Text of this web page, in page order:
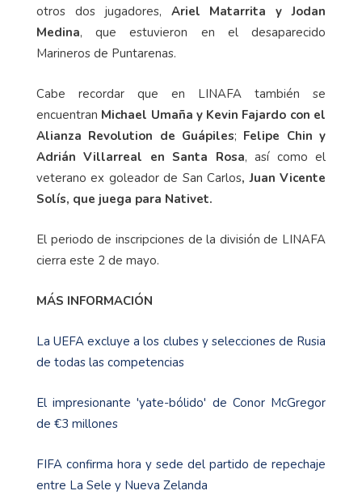
otros dos jugadores, Ariel Matarrita y Jodan
Medina, que estuvieron en el desaparecido
Marineros de Puntarenas.
Cabe recordar que en LINAFA también se
encuentran Michael Umaña y Kevin Fajardo con el
Alianza Revolution de Guápiles; Felipe Chin y
Adrián Villarreal en Santa Rosa, así como el
veterano ex goleador de San Carlos, Juan Vicente
Solís, que juega para Nativet.
El periodo de inscripciones de la división de LINAFA
cierra este 2 de mayo.
MÁS INFORMACIÓN
La UEFA excluye a los clubes y selecciones de Rusia
de todas las competencias
El impresionante 'yate-bólido' de Conor McGregor
de €3 millones
FIFA confirma hora y sede del partido de repechaje
entre La Sele y Nueva Zelanda